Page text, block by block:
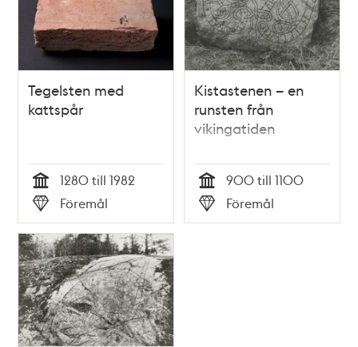
Tegelsten med
kattspår
Tid
1280 till 1982
Typ
Föremål
Kistastenen – en
runsten från
vikingatiden
Tid
900 till 1100
Typ
Föremål